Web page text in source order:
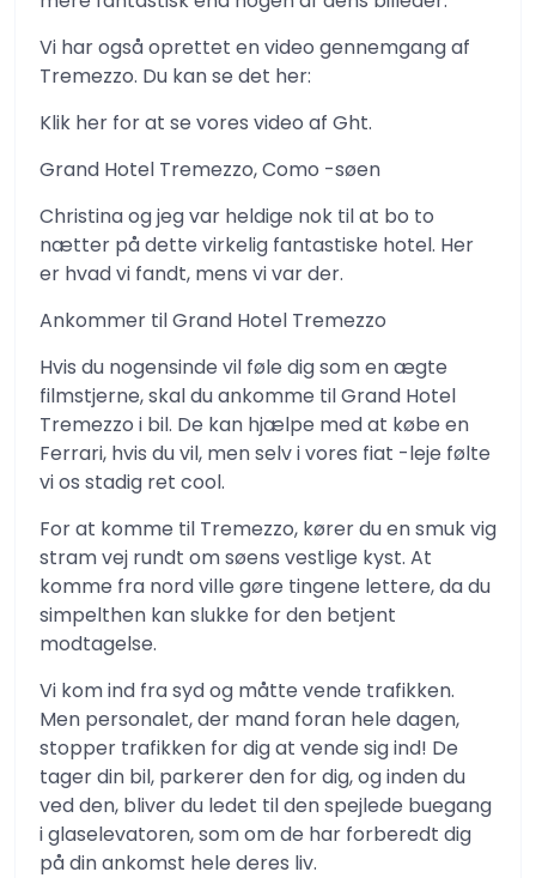
Vi har også oprettet en video gennemgang af
Tremezzo. Du kan se det her:
Klik her for at se vores video af Ght.
Grand Hotel Tremezzo, Como -søen
Christina og jeg var heldige nok til at bo to
nætter på dette virkelig fantastiske hotel. Her
er hvad vi fandt, mens vi var der.
Ankommer til Grand Hotel Tremezzo
Hvis du nogensinde vil føle dig som en ægte
filmstjerne, skal du ankomme til Grand Hotel
Tremezzo i bil. De kan hjælpe med at købe en
Ferrari, hvis du vil, men selv i vores fiat -leje følte
vi os stadig ret cool.
For at komme til Tremezzo, kører du en smuk vig
stram vej rundt om søens vestlige kyst. At
komme fra nord ville gøre tingene lettere, da du
simpelthen kan slukke for den betjent
modtagelse.
Vi kom ind fra syd og måtte vende trafikken.
Men personalet, der mand foran hele dagen,
stopper trafikken for dig at vende sig ind! De
tager din bil, parkerer den for dig, og inden du
ved den, bliver du ledet til den spejlede buegang
i glaselevatoren, som om de har forberedt dig
på din ankomst hele deres liv.